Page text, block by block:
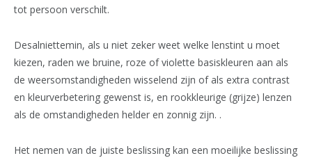
tot persoon verschilt.
Desalniettemin, als u niet zeker weet welke lenstint u moet
kiezen, raden we bruine, roze of violette basiskleuren aan als
de weersomstandigheden wisselend zijn of als extra contrast
en kleurverbetering gewenst is, en rookkleurige (grijze) lenzen
als de omstandigheden helder en zonnig zijn. .
Het nemen van de juiste beslissing kan een moeilijke beslissing